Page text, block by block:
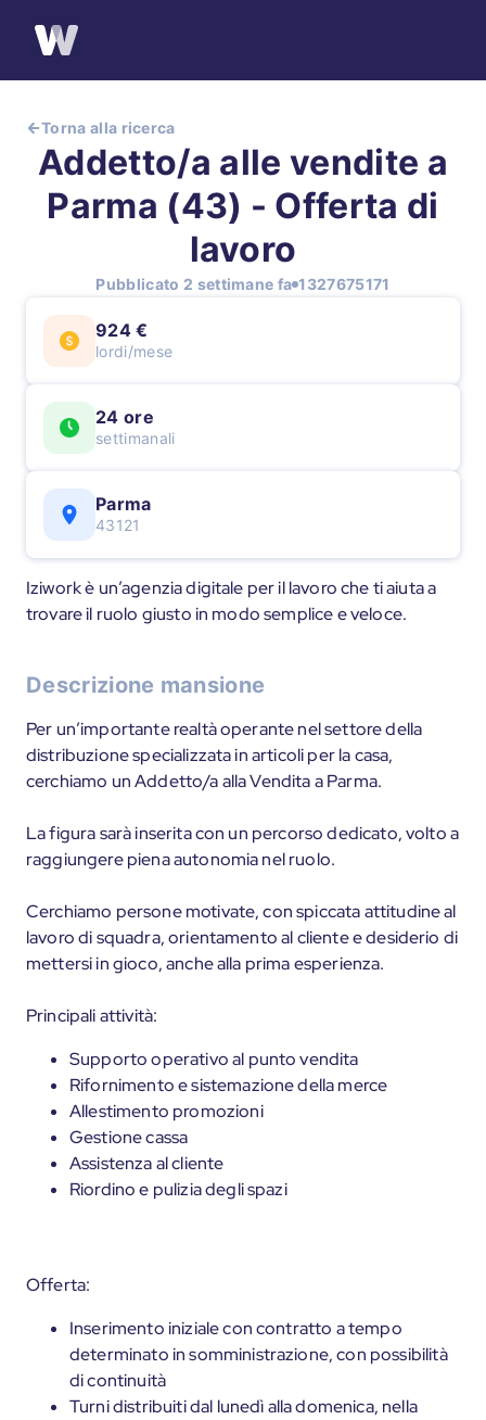
Torna alla ricerca
Addetto/a alle vendite a
Parma (43) - Offerta di
lavoro
Pubblicato 2 settimane fa 1327675171
924 €
lordi/mese
24 ore
settimanali
Parma
43121
Iziwork è un’agenzia digitale per il lavoro che ti aiuta a
trovare il ruolo giusto in modo semplice e veloce.
Descrizione mansione
Per un’importante realtà operante nel settore della
distribuzione specializzata in articoli per la casa,
cerchiamo un Addetto/a alla Vendita a Parma.
La figura sarà inserita con un percorso dedicato, volto a
raggiungere piena autonomia nel ruolo.
Cerchiamo persone motivate, con spiccata attitudine al
lavoro di squadra, orientamento al cliente e desiderio di
mettersi in gioco, anche alla prima esperienza.
Principali attività:
Supporto operativo al punto vendita
Rifornimento e sistemazione della merce
Allestimento promozioni
Gestione cassa
Assistenza al cliente
Riordino e pulizia degli spazi
Offerta:
Inserimento iniziale con contratto a tempo
determinato in somministrazione, con possibilità
di continuità
Turni distribuiti dal lunedì alla domenica, nella